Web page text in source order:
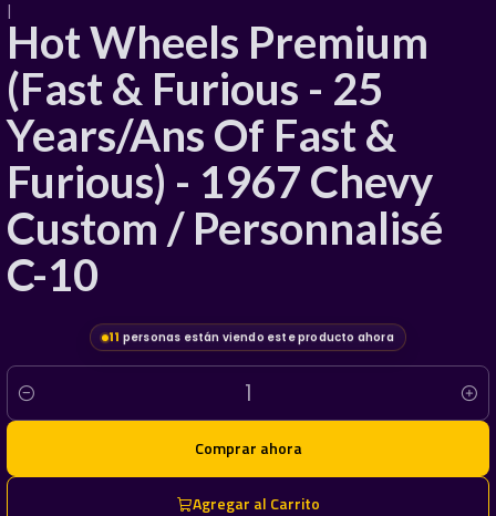
|
Hot Wheels Premium
(Fast & Furious - 25
Years/Ans Of Fast &
Furious) - 1967 Chevy
Custom / Personnalisé
C-10
11 personas están viendo este producto ahora
Cantidad
Agregar al Carrito
Comprar ahora